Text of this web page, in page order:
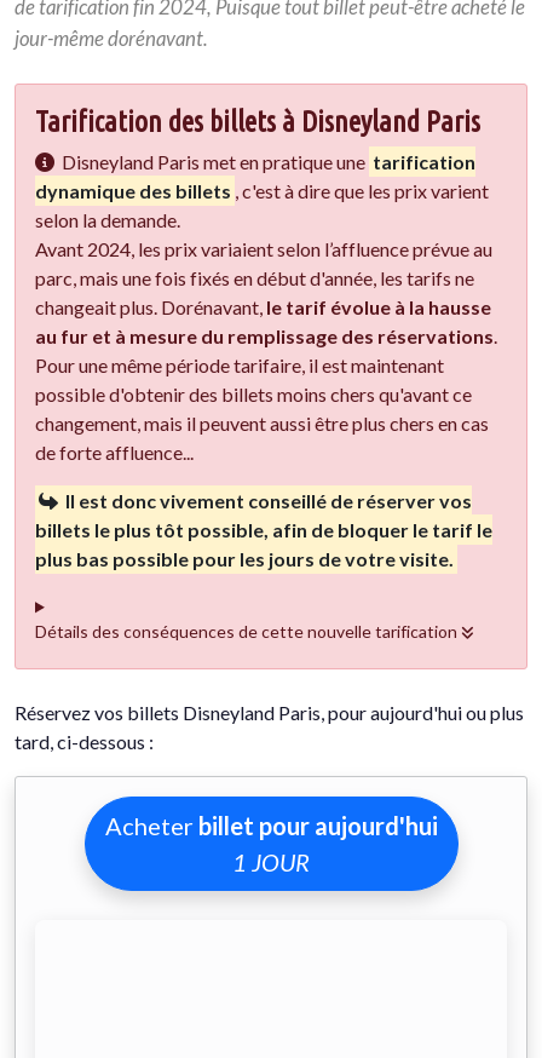
de tarification fin 2024, Puisque tout billet peut-être acheté le
jour-même dorénavant.
Tarification des billets à Disneyland Paris
Disneyland Paris met en pratique une tarification
dynamique des billets , c'est à dire que les prix varient
selon la demande.
Avant 2024, les prix variaient selon l’affluence prévue au
parc, mais une fois fixés en début d'année, les tarifs ne
changeait plus. Dorénavant, le tarif évolue à la hausse
au fur et à mesure du remplissage des réservations.
Pour une même période tarifaire, il est maintenant
possible d'obtenir des billets moins chers qu'avant ce
changement, mais il peuvent aussi être plus chers en cas
de forte affluence...
Il est donc vivement conseillé de réserver vos
billets le plus tôt possible, afin de bloquer le tarif le
plus bas possible pour les jours de votre visite.
Détails des conséquences de cette nouvelle tarification
Réservez vos billets Disneyland Paris, pour aujourd'hui ou plus
tard, ci-dessous :
Acheter billet pour aujourd'hui
1 JOUR